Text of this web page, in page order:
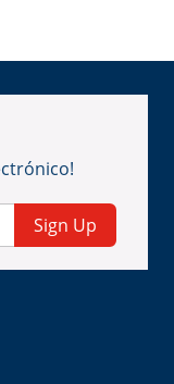
Sign Up